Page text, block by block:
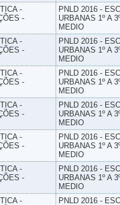
-
-
PNLD 2016 -
URBANAS 1º A
MEDIO
-
-
PNLD 2016 -
URBANAS 1º A
MEDIO
-
-
PNLD 2016 -
URBANAS 1º A
MEDIO
-
-
PNLD 2016 -
URBANAS 1º A
MEDIO
-
-
PNLD 2016 -
URBANAS 1º A
MEDIO
-
-
PNLD 2016 -
URBANAS 1º A
MEDIO
-
PNLD 2016 -